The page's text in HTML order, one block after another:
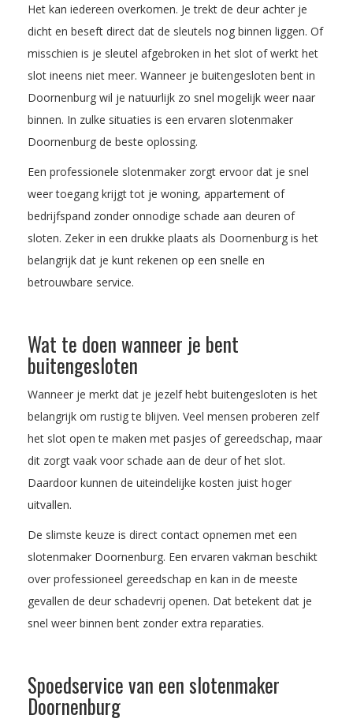
Het kan iedereen overkomen. Je trekt de deur achter je
dicht en beseft direct dat de sleutels nog binnen liggen. Of
misschien is je sleutel afgebroken in het slot of werkt het
slot ineens niet meer. Wanneer je buitengesloten bent in
Doornenburg wil je natuurlijk zo snel mogelijk weer naar
binnen. In zulke situaties is een ervaren slotenmaker
Doornenburg de beste oplossing.
Een professionele slotenmaker zorgt ervoor dat je snel
weer toegang krijgt tot je woning, appartement of
bedrijfspand zonder onnodige schade aan deuren of
sloten. Zeker in een drukke plaats als Doornenburg is het
belangrijk dat je kunt rekenen op een snelle en
betrouwbare service.
Wat te doen wanneer je bent
buitengesloten
Wanneer je merkt dat je jezelf hebt buitengesloten is het
belangrijk om rustig te blijven. Veel mensen proberen zelf
het slot open te maken met pasjes of gereedschap, maar
dit zorgt vaak voor schade aan de deur of het slot.
Daardoor kunnen de uiteindelijke kosten juist hoger
uitvallen.
De slimste keuze is direct contact opnemen met een
slotenmaker Doornenburg. Een ervaren vakman beschikt
over professioneel gereedschap en kan in de meeste
gevallen de deur schadevrij openen. Dat betekent dat je
snel weer binnen bent zonder extra reparaties.
Spoedservice van een slotenmaker
Doornenburg